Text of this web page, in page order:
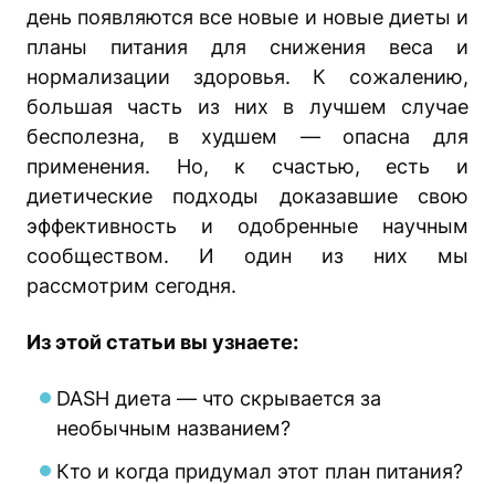
день появляются все новые и новые диеты и
планы питания для снижения веса и
нормализации здоровья. К сожалению,
большая часть из них в лучшем случае
бесполезна, в худшем — опасна для
применения. Но, к счастью, есть и
диетические подходы доказавшие свою
эффективность и одобренные научным
сообществом. И один из них мы
рассмотрим сегодня.
Из этой статьи вы узнаете:
DASH диета — что скрывается за
необычным названием?
Кто и когда придумал этот план питания?